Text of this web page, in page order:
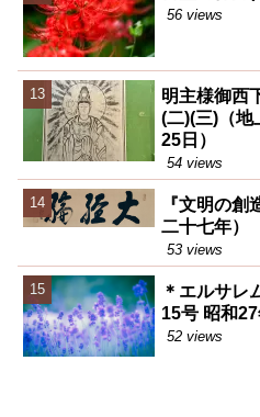
56 views
明主様御西
(二)(三)（地
25日）
54 views
『文明の創造』 総篇 「序
二十七年）
53 views
＊エルサレ
15号 昭和
52 views